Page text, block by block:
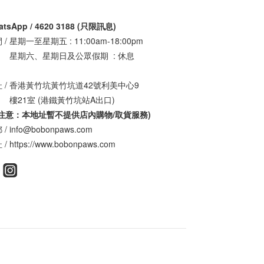
/ 4620 3188 (只限訊息)
/ 星期一至星期五 : 11:00am-18:00pm
六、星期日及公眾假期 : 休息
/ 香港黃竹坑黃竹坑道42號利美中心9
室 (港鐵黃竹坑站A出口)
意：本地址暫不提供店內購物/取貨服務)
/ info@bobonpaws.com
/ https://www.bobonpaws.com